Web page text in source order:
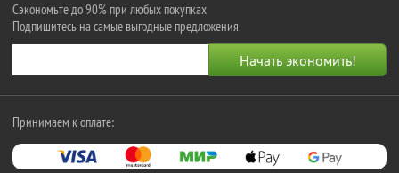
Сэкономьте до 90% при любых покупках
Подпишитесь на самые выгодные предложения
Принимаем к оплате: